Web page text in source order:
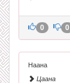
0 0
Наана
Цаана